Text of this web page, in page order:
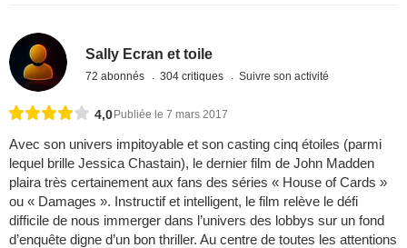
Sally Ecran et toile
72 abonnés 304 critiques Suivre son activité
4,0Publiée le 7 mars 2017
Avec son univers impitoyable et son casting cinq étoiles (parmi
lequel brille Jessica Chastain), le dernier film de John Madden
plaira très certainement aux fans des séries « House of Cards »
ou « Damages ». Instructif et intelligent, le film relève le défi
difficile de nous immerger dans l’univers des lobbys sur un fond
d’enquête digne d’un bon thriller. Au centre de toutes les attentions